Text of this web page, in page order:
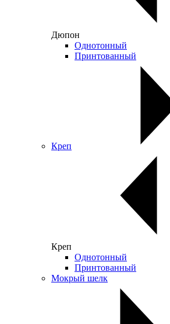
Дюпон
Однотонный
Принтованный
Креп
Креп
Однотонный
Принтованный
Мокрый шелк